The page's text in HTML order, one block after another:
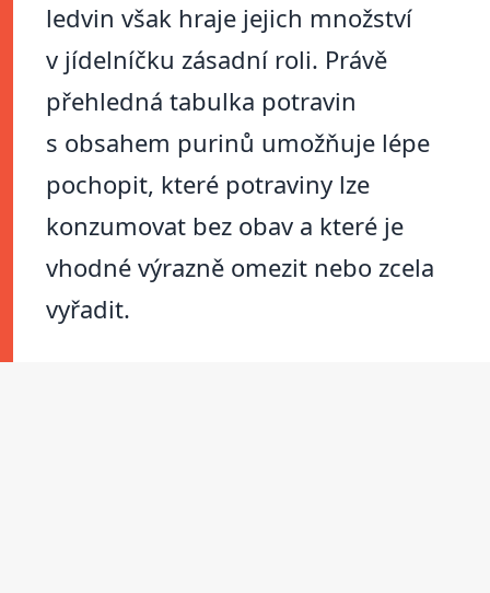
ledvin však hraje jejich množství
v jídelníčku zásadní roli. Právě
přehledná tabulka potravin
s obsahem purinů umožňuje lépe
pochopit, které potraviny lze
konzumovat bez obav a které je
vhodné výrazně omezit nebo zcela
vyřadit.